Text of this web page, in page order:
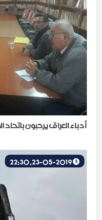
أدباء العراق يرحبون